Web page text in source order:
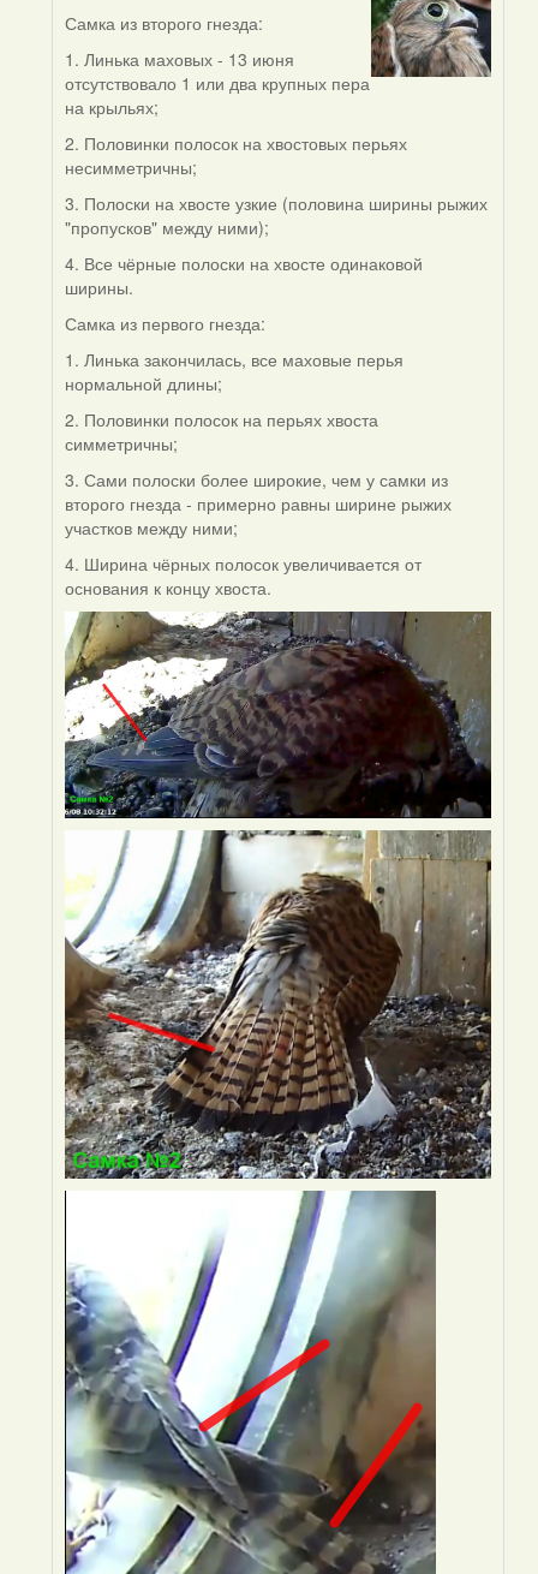
In
reply
to
by
(госць)
Самка из второго гнезда:
1. Линька маховых - 13 июня
отсутствовало 1 или два крупных пера
на крыльях;
2. Половинки полосок на хвостовых перьях
несимметричны;
3. Полоски на хвосте узкие (половина ширины рыжих
"пропусков" между ними);
4. Все чёрные полоски на хвосте одинаковой
ширины.
Самка из первого гнезда:
1. Линька закончилась, все маховые перья
нормальной длины;
2. Половинки полосок на перьях хвоста
симметричны;
3. Сами полоски более широкие, чем у самки из
второго гнезда - примерно равны ширине рыжих
участков между ними;
4. Ширина чёрных полосок увеличивается от
основания к концу хвоста.